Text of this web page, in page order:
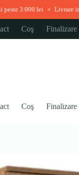
lei ◆ Livrare in 24-48h
Coş Finalizare
Coş Finalizare